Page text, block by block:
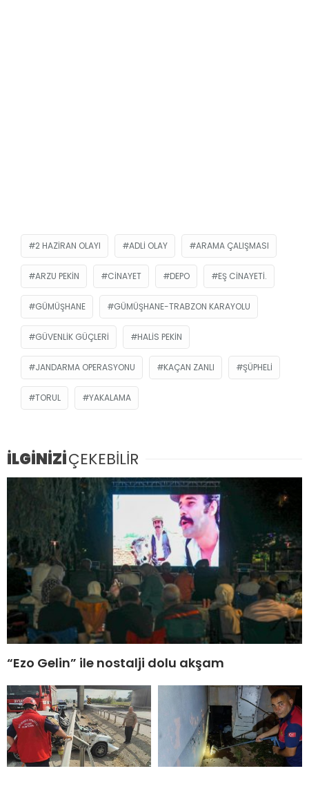
2 HAZIRAN OLAYI ADLI OLAY ARAMA ÇALIŞMASI
ARZU PEKIN CINAYET DEPO EŞ CINAYETI.
GÜMÜŞHANE GÜMÜŞHANE-TRABZON KARAYOLU
GÜVENLIK GÜÇLERI HALIS PEKIN
JANDARMA OPERASYONU KAÇAN ZANLI ŞÜPHELI
TORUL YAKALAMA
İLGİNİZİÇEKEBİLİR
“Ezo Gelin” ile nostalji dolu akşam